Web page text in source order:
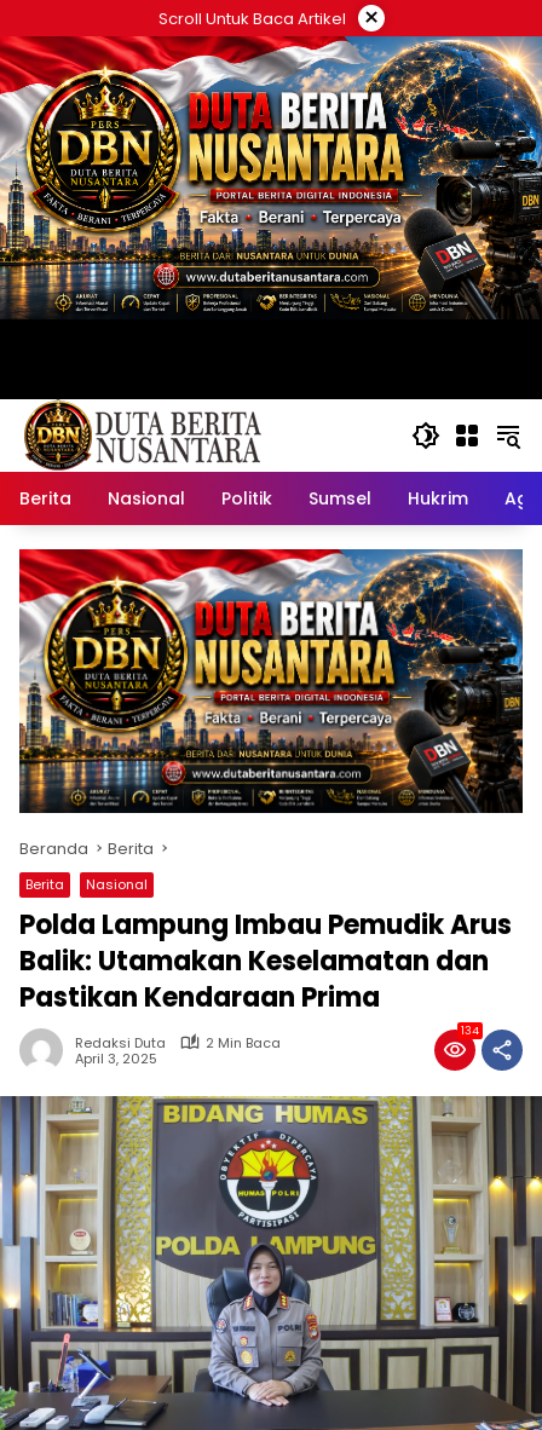
ke
konten
Scroll Untuk Baca Artikel ×
Berita Nasional Politik Sumsel Hukrim
Beranda Berita
Berita Nasional
Polda Lampung Imbau Pemudik Arus
Balik: Utamakan Keselamatan dan
Pastikan Kendaraan Prima
Redaksi Duta
2 Min Baca
April 3, 2025
134